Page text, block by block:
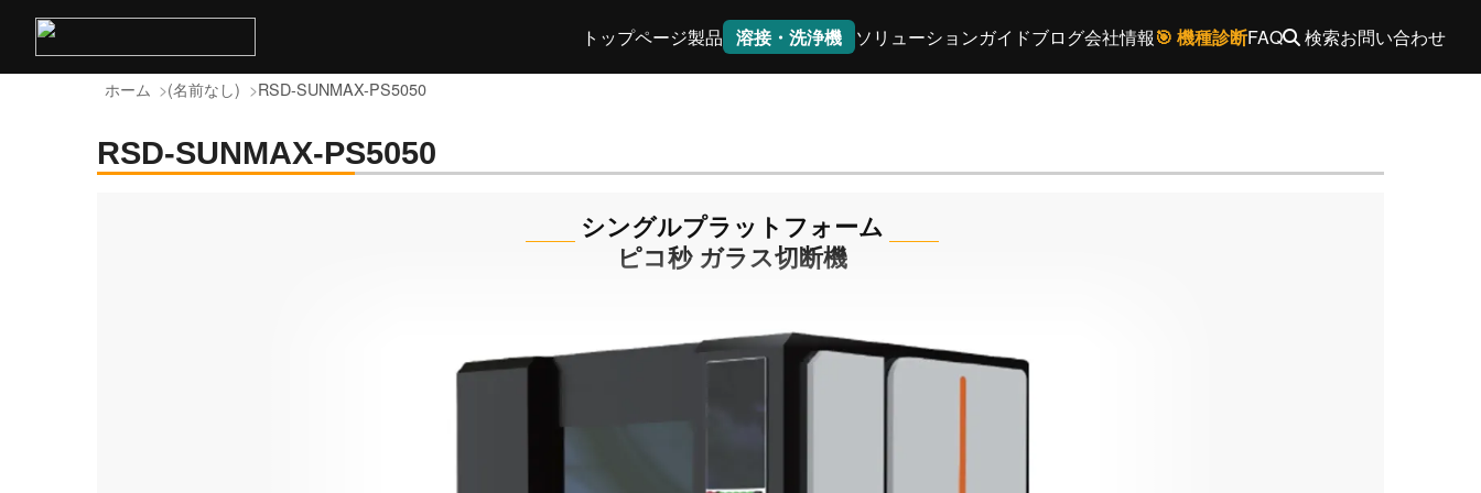
トップページ製品 溶接・洗浄機 ソリューションガイドブログ会社情報🎯 機種診断FAQ 検索お問い合わせ
ホーム (名前なし) RSD-SUNMAX-PS5050
RSD-SUNMAX-PS5050
シングルプラットフォーム
ピコ秒 ガラス切断機